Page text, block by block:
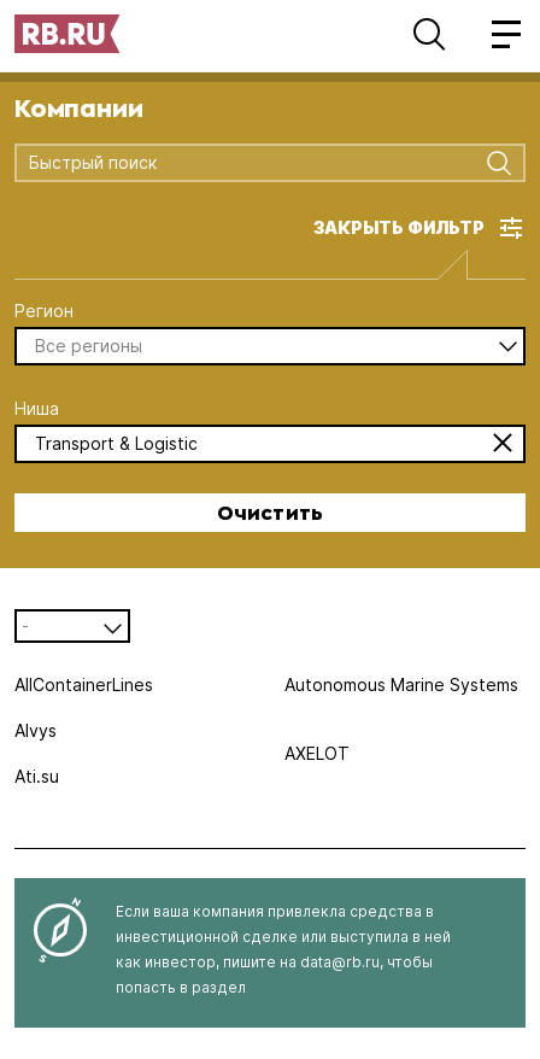
Компании
Быстрый поиск
ЗАКРЫТЬ ФИЛЬТР
Регион
Все регионы
Ниша
Transport & Logistic
Очистить
-
AllContainerLines
Alvys
Ati.su
Autonomous Marine Systems
AXELOT
Если ваша компания привлекла средства в
инвестиционной сделке или выступила в ней
как инвестор, пишите на data@rb.ru, чтобы
попасть в раздел